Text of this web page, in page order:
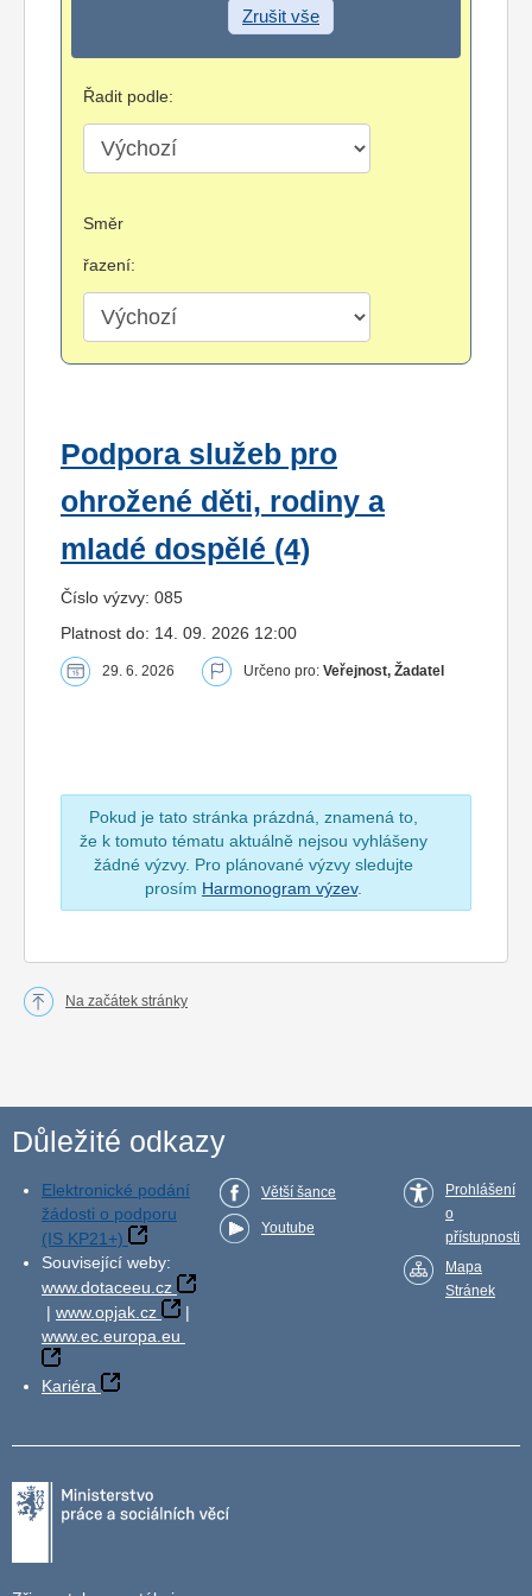
Zrušit vše
Řadit podle:
Směr
řazení:
Podpora služeb pro
ohrožené děti, rodiny a
mladé dospělé (4)
Číslo výzvy: 085
Platnost do: 14. 09. 2026 12:00
29. 6. 2026 Určeno pro: Veřejnost, Žadatel
Pokud je tato stránka prázdná, znamená to,
že k tomuto tématu aktuálně nejsou vyhlášeny
žádné výzvy. Pro plánované výzvy sledujte
prosím Harmonogram výzev.
Na začátek stránky
Důležité odkazy
Elektronické podání
žádosti o podporu
(IS KP21+)
Související weby:
www.dotaceeu.cz
| www.opjak.cz
|
www.ec.europa.eu
Kariéra
Větší šance
Youtube
Prohlášení
o
přístupnosti
Mapa
Stránek